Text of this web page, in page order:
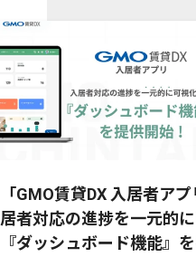
「GMO賃貸DX 入居者ア
居者対応の進捗を一元的
『ダッシュボード機能』